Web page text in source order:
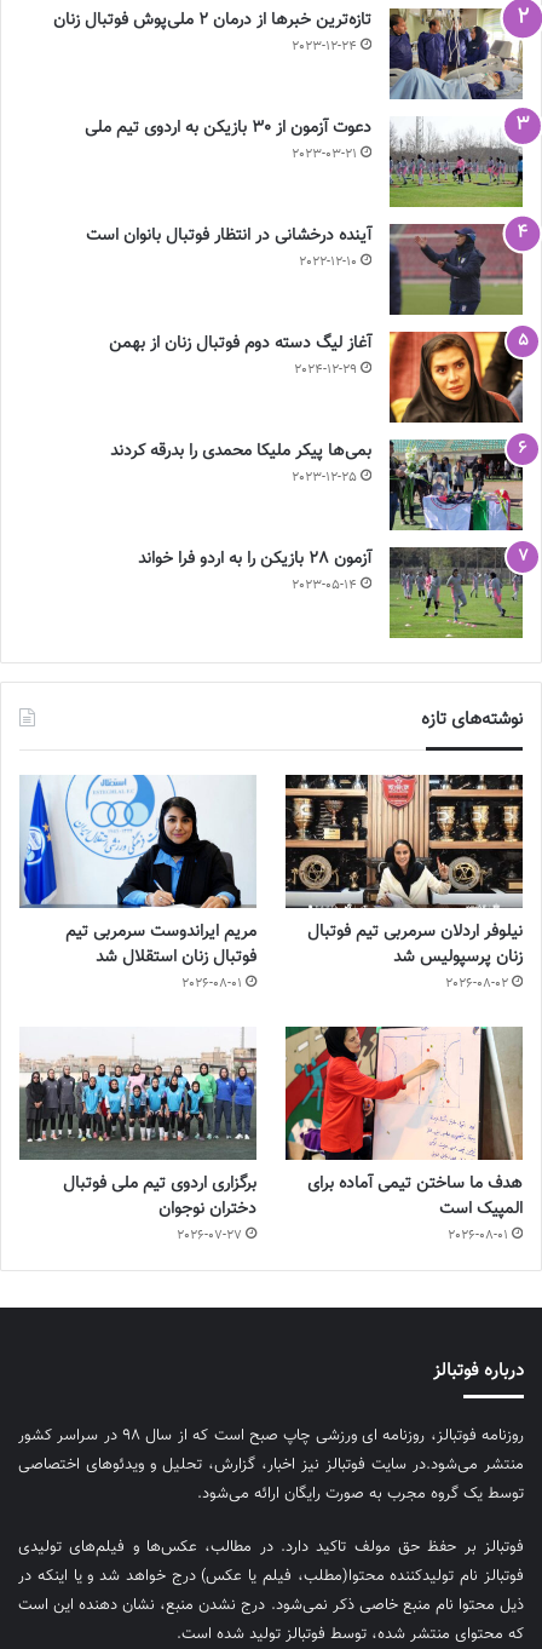
تازه‌ترین خبرها از درمان ۲ ملی‌پوش فوتبال زنان
2023-12-24
دعوت آزمون از 30 بازیکن به اردوی تیم ملی
2023-03-21
آینده درخشانی در انتظار فوتبال بانوان است
2022-12-10
آغاز لیگ دسته دوم فوتبال زنان از بهمن
2024-12-29
بمی‌ها پیکر ملیکا محمدی را بدرقه کردند
2023-12-25
آزمون 28 بازیکن را به اردو فرا خواند
2023-05-14
نوشته‌های تازه
نیلوفر اردلان سرمربی تیم فوتبال
زنان پرسپولیس شد
2026-08-02
مریم ایراندوست سرمربی تیم
فوتبال زنان استقلال شد
2026-08-01
هدف ما ساختن تیمی آماده برای
المپیک است
2026-08-01
برگزاری اردوی تیم ملی فوتبال
دختران نوجوان
2026-07-27
درباره فوتبالز
روزنامه فوتبالز، روزنامه ای ورزشی چاپ صبح است که از سال ۹۸ در سراسر کشور
منتشر می‌شود.در سایت فوتبالز نیز اخبار، گزارش، تحلیل و ویدئوهای اختصاصی
توسط یک گروه مجرب به صورت رایگان ارائه می‌شود.
فوتبالز بر حفظ حق مولف تاکید دارد. در مطالب، عکس‌ها و فیلم‌های تولیدی
فوتبالز نام تولیدکننده محتوا(مطلب، فیلم یا عکس) درج خواهد شد و یا اینکه در
ذیل محتوا نام منبع خاصی ذکر نمی‌‎شود. درج نشدن منبع، نشان دهنده این است
که محتوای منتشر شده، توسط فوتبالز تولید شده است.